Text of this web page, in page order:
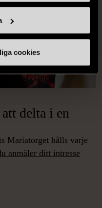
cookies
delta i en
Mariatorget hålls varje
anmäler ditt intresse